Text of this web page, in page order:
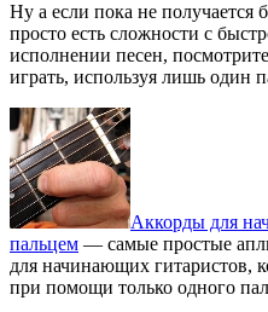
Ну а если пока не получается
просто есть сложности с
исполнении песен,
играть, используя лишь один
Аккорды для
пальцем — самые простые
для начинающих гитаристов,
при помощи только одного